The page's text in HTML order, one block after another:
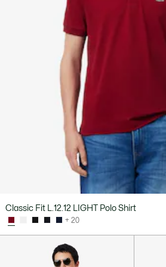
Classic Fit L.12.12 LIGHT Polo Shirt
+ 20